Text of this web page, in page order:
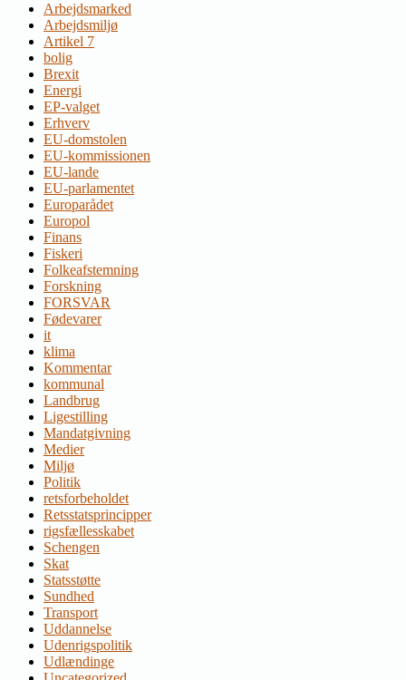
Arbejdsmarked
Arbejdsmiljø
Artikel 7
bolig
Brexit
Energi
EP-valget
Erhverv
EU-domstolen
EU-kommissionen
EU-lande
EU-parlamentet
Europarådet
Europol
Finans
Fiskeri
Folkeafstemning
Forskning
FORSVAR
Fødevarer
it
klima
Kommentar
kommunal
Landbrug
Ligestilling
Mandatgivning
Medier
Miljø
Politik
retsforbeholdet
Retsstatsprincipper
rigsfællesskabet
Schengen
Skat
Statsstøtte
Sundhed
Transport
Uddannelse
Udenrigspolitik
Udlændinge